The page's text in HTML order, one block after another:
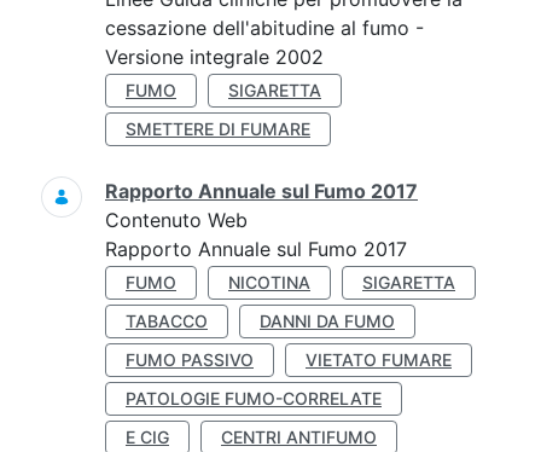
cessazione dell'abitudine al fumo -
Versione integrale 2002
FUMO
SIGARETTA
SMETTERE DI FUMARE
Rapporto Annuale sul Fumo 2017
Contenuto Web
Rapporto Annuale sul Fumo 2017
FUMO NICOTINA
SIGARETTA
TABACCO
DANNI DA FUMO
FUMO PASSIVO
VIETATO FUMARE
PATOLOGIE FUMO-CORRELATE
E CIG
CENTRI ANTIFUMO